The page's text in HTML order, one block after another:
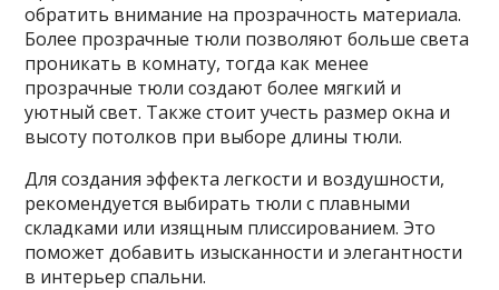
обратить внимание на прозрачность материала.
Более прозрачные тюли позволяют больше света
проникать в комнату, тогда как менее
прозрачные тюли создают более мягкий и
уютный свет. Также стоит учесть размер окна и
высоту потолков при выборе длины тюли.
Для создания эффекта легкости и воздушности,
рекомендуется выбирать тюли с плавными
складками или изящным плиссированием. Это
поможет добавить изысканности и элегантности
в интерьер спальни.